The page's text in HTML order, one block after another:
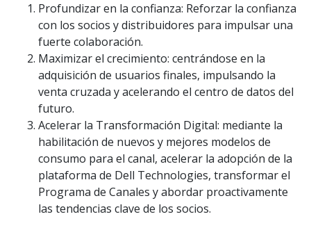
Profundizar en la confianza: Reforzar la confianza
con los socios y distribuidores para impulsar una
fuerte colaboración.
Maximizar el crecimiento: centrándose en la
adquisición de usuarios finales, impulsando la
venta cruzada y acelerando el centro de datos del
futuro.
Acelerar la Transformación Digital: mediante la
habilitación de nuevos y mejores modelos de
consumo para el canal, acelerar la adopción de la
plataforma de Dell Technologies, transformar el
Programa de Canales y abordar proactivamente
las tendencias clave de los socios.